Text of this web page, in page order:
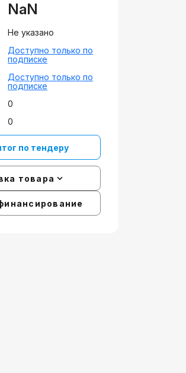
NaN
Не указано
Доступно только по
подписке
Доступно только по
подписке
0
0
по тендеру
товара